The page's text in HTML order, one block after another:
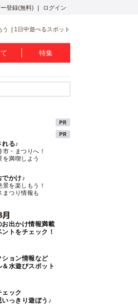
登録(無料) ログイン
う 1日中遊べるスポット
特集
る♪
・まつりへ！
満喫しよう
でかけ♪
を楽しもう！
まつり情報も
出かけ情報満載
トをチェック！
ョン情報など
水遊びスポット
ック
っきり遊ぼう♪